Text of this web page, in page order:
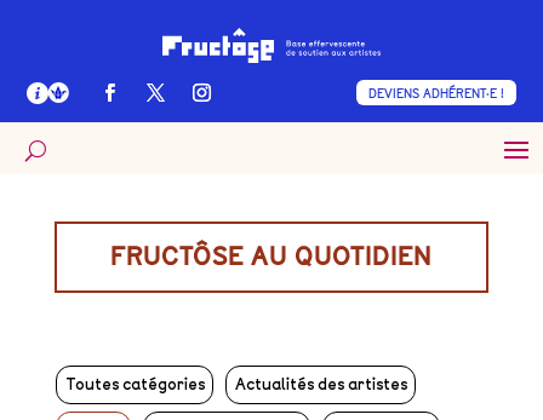
DEVIENS ADHÉRENT·E !
FRUCTÔSE AU QUOTIDIEN
Toutes catégories Actualités des artistes